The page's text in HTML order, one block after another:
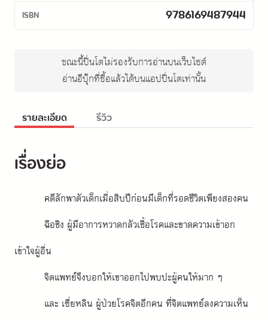
ISBN 9786169487944
ขณะนี้ปิ่นโตไม่รองรับการอ่านบนเว็บไซต์
อ่านอีบุ๊กที่ซื้อแล้วได้บนแอปปิ่นโตเท่านั้น
รายละเอียด รีวิว
เรื่องย่อ
คดีลักพาตัวเด็กเมื่อสิบปีก่อนมีเด็กที่รอดชีวิตเพียงสองคน
ฉือชิง ผู้มีอาการหวาดกลัวเชื้อโรคและขาดความเข้าอก
เข้าใจผู้อื่น
จิตแพทย์จึงบอกให้เขาออกไปพบปะผู้คนให้มาก ๆ
และ เซี่ยหลิน ผู้ป่วยโรคจิตอีกคน ที่จิตแพทย์ลงความเห็น